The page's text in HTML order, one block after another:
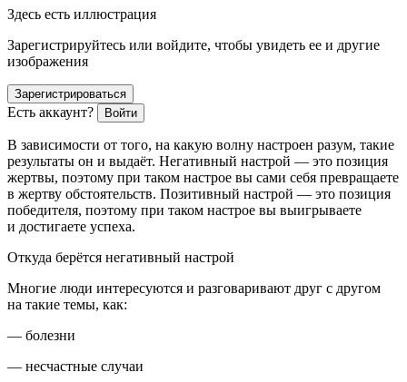
Здесь есть иллюстрация
Зарегистрируйтесь или войдите, чтобы увидеть ее и другие
изображения
Зарегистрироваться
Есть аккаунт? Войти
В зависимости от того, на какую волну настроен разум, такие
результаты он и выдаёт. Негативный настрой — это позиция
жертвы, поэтому при таком настрое вы сами себя превращаете
в жертву обстоятельств. Позитивный настрой — это позиция
победителя, поэтому при таком настрое вы выигрываете
и достигаете успеха.
Откуда берётся негативный настрой
Многие люди интересуются и разговаривают друг с другом
на такие темы, как:
— болезни
— несчастные случаи